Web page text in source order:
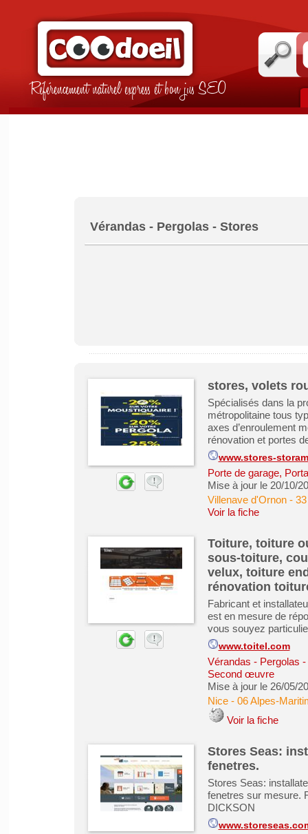
Référencement naturel express et bon jus SEO
Vérandas - Pergolas - Stores
stores, volets
Spécialisés dans la
métropolitaine tous
axes d’enroulement
rénovation et portes
www.stores-
Porte de garage,
Mise à jour le 20/10/
Villenave d'Ornon-
Voir la fiche
Toiture, toiture
sous-toiture,
velux, toiture
rénovation
Fabricant et
est en mesure de
vous souyez
www.toitel.com
Vérandas - Pergolas
Second œuvre
Mise à jour le 26/05/
Nice- 06 Alpes-
Voir la fiche
Stores Seas:
fenetres.
Stores Seas:
fenetres sur mesure.
DICKSON